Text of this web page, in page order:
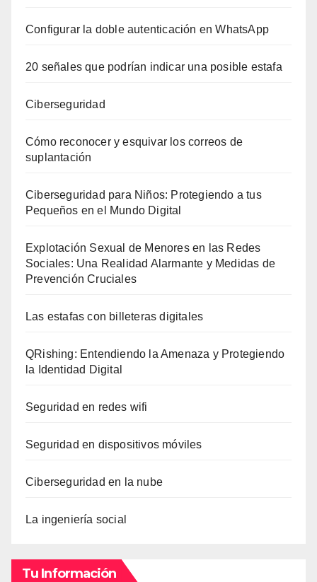
Configurar la doble autenticación en WhatsApp
20 señales que podrían indicar una posible estafa
Ciberseguridad
Cómo reconocer y esquivar los correos de
suplantación
Ciberseguridad para Niños: Protegiendo a tus
Pequeños en el Mundo Digital
Explotación Sexual de Menores en las Redes
Sociales: Una Realidad Alarmante y Medidas de
Prevención Cruciales
Las estafas con billeteras digitales
QRishing: Entendiendo la Amenaza y Protegiendo
la Identidad Digital
Seguridad en redes wifi
Seguridad en dispositivos móviles
Ciberseguridad en la nube
La ingeniería social
Tu Información